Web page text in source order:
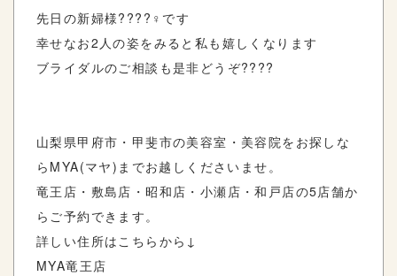
先日の新婦様????‍♀️です
幸せなお2人の姿をみると私も嬉しくなります
ブライダルのご相談も是非どうぞ????
山梨県甲府市・甲斐市の美容室・美容院をお探しな
らMYA(マヤ)までお越しくださいませ。
竜王店・敷島店・昭和店・小瀬店・和戸店の5店舗か
らご予約できます。
詳しい住所はこちらから↓
MYA竜王店